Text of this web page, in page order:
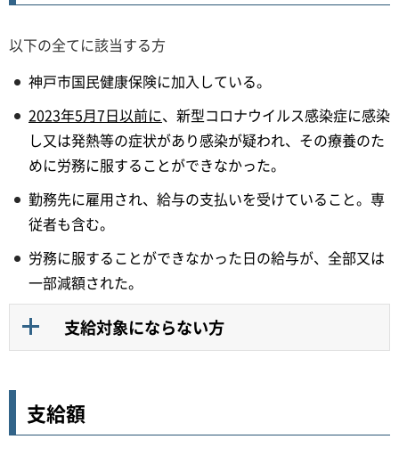
以下の全てに該当する方
神戸市国民健康保険に加入している。
2023年5月7日以前に、新型コロナウイルス感染症に感染
し又は発熱等の症状があり感染が疑われ、その療養のた
めに労務に服することができなかった。
勤務先に雇用され、給与の支払いを受けていること。専
従者も含む。
労務に服することができなかった日の給与が、全部又は
一部減額された。
支給対象にならない方
支給額